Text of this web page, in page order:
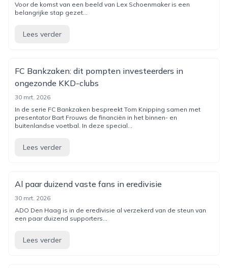
Voor de komst van een beeld van Lex Schoenmaker is een
belangrijke stap gezet...
Lees verder
FC Bankzaken: dit pompten investeerders in
ongezonde KKD-clubs
30 mrt. 2026
In de serie FC Bankzaken bespreekt Tom Knipping samen met
presentator Bart Frouws de financiën in het binnen- en
buitenlandse voetbal. In deze special...
Lees verder
Al paar duizend vaste fans in eredivisie
30 mrt. 2026
ADO Den Haag is in de eredivisie al verzekerd van de steun van
een paar duizend supporters...
Lees verder